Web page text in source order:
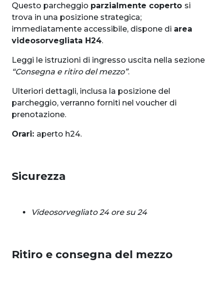
Questo parcheggio parzialmente coperto si
trova in una posizione strategica;
immediatamente accessibile, dispone di area
videosorvegliata H24.
Leggi le istruzioni di ingresso uscita nella sezione
“Consegna e ritiro del mezzo”.
Ulteriori dettagli, inclusa la posizione del
parcheggio, verranno forniti nel voucher di
prenotazione.
Orari: aperto h24.
Sicurezza
Videosorvegliato 24 ore su 24
Ritiro e consegna del mezzo